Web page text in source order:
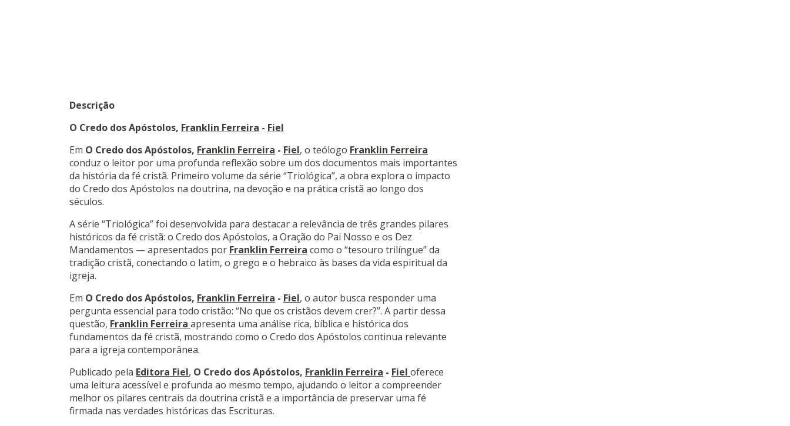
Descrição
O Credo dos Apóstolos, Franklin Ferreira - Fiel
Em O Credo dos Apóstolos, Franklin Ferreira - Fiel, o teólogo Franklin Ferreira
conduz o leitor por uma profunda reflexão sobre um dos documentos mais importantes
da história da fé cristã. Primeiro volume da série “Triológica”, a obra explora o impacto
do Credo dos Apóstolos na doutrina, na devoção e na prática cristã ao longo dos
séculos.
A série “Triológica” foi desenvolvida para destacar a relevância de três grandes pilares
históricos da fé cristã: o Credo dos Apóstolos, a Oração do Pai Nosso e os Dez
Mandamentos — apresentados por Franklin Ferreira como o “tesouro trilíngue” da
tradição cristã, conectando o latim, o grego e o hebraico às bases da vida espiritual da
igreja.
Em O Credo dos Apóstolos, Franklin Ferreira - Fiel, o autor busca responder uma
pergunta essencial para todo cristão: “No que os cristãos devem crer?”. A partir dessa
questão, Franklin Ferreira apresenta uma análise rica, bíblica e histórica dos
fundamentos da fé cristã, mostrando como o Credo dos Apóstolos continua relevante
para a igreja contemporânea.
Publicado pela Editora Fiel, O Credo dos Apóstolos, Franklin Ferreira - Fiel oferece
uma leitura acessível e profunda ao mesmo tempo, ajudando o leitor a compreender
melhor os pilares centrais da doutrina cristã e a importância de preservar uma fé
firmada nas verdades históricas das Escrituras.